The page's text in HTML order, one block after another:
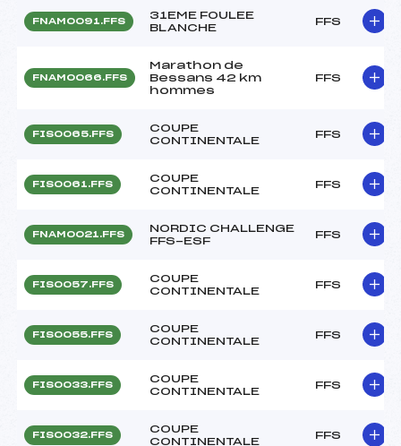
FNAM0091.FFS
31EME FOULEE
BLANCHE
FFS
FNAM0066.FFS
Marathon de
Bessans 42 km
hommes
FFS
FIS0065.FFS
COUPE
CONTINENTALE
FFS
FIS0061.FFS
COUPE
CONTINENTALE
FFS
FNAM0021.FFS
NORDIC CHALLENGE
FFS-ESF
FFS
FIS0057.FFS
COUPE
CONTINENTALE
FFS
FIS0055.FFS
COUPE
CONTINENTALE
FFS
FIS0033.FFS
COUPE
CONTINENTALE
FFS
FIS0032.FFS
COUPE
CONTINENTALE
FFS